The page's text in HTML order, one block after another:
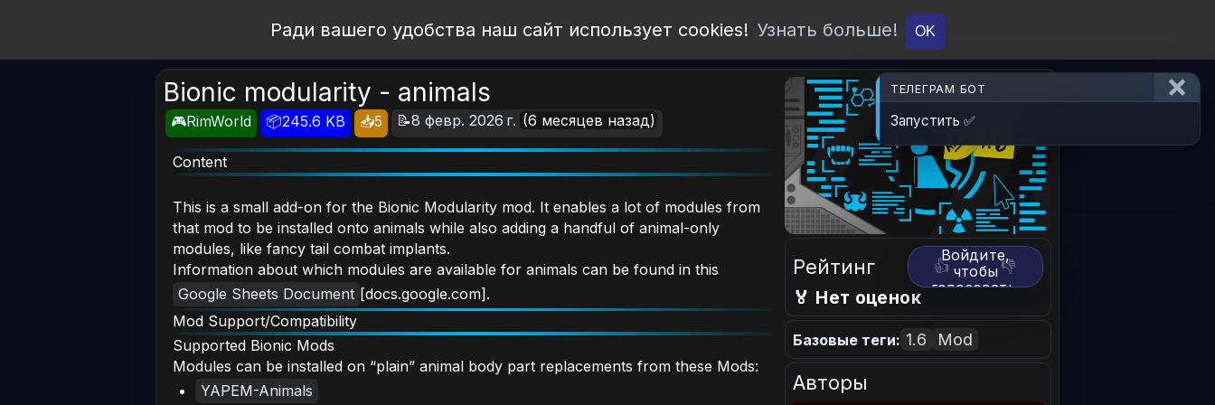
Ради вашего удобства наш сайт использует cookies! Узнать больше! OK
Bionic modularity - animals
🎮RimWorld 📦245.6 KB 📥5 📝8 февр. 2026 г. (6 месяцев назад)
Content
This is a small add-on for the Bionic Modularity mod. It enables a lot of modules from
that mod to be installed onto animals while also adding a handful of animal-only
modules, like fancy tail combat implants.
Information about which modules are available for animals can be found in this
Google Sheets Document [docs.google.com].
Mod Support/Compatibility
Supported Bionic Mods
Modules can be installed on “plain” animal body part replacements from these Mods:
YAPEM-Animals
Рейтинг 👍 👎
Войдите,
чтобы
голосовать.
🏅 Нет оценок
Базовые теги: 1.6 Mod
Авторы
ТЕЛЕГРАМ БОТ
Запустить ✅